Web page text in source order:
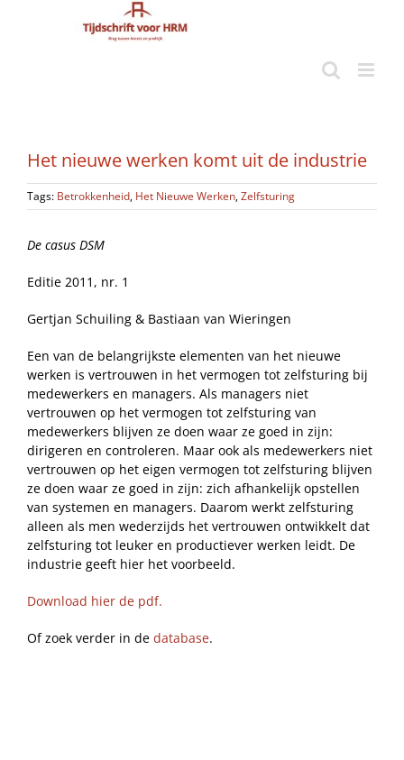
Het nieuwe werken komt uit de industrie
Tags: Betrokkenheid, Het Nieuwe Werken,Zelfsturing
De casus DSM
Editie 2011, nr. 1
Gertjan Schuiling & Bastiaan van Wieringen
Een van de belangrijkste elementen van het nieuwe
werken is vertrouwen in het vermogen tot zelfsturing bij
medewerkers en managers. Als managers niet
vertrouwen op het vermogen tot zelfsturing van
medewerkers blijven ze doen waar ze goed in zijn:
dirigeren en controleren. Maar ook als medewerkers niet
vertrouwen op het eigen vermogen tot zelfsturing blijven
ze doen waar ze goed in zijn: zich afhankelijk opstellen
van systemen en managers. Daarom werkt zelfsturing
alleen als men wederzijds het vertrouwen ontwikkelt dat
zelfsturing tot leuker en productiever werken leidt. De
industrie geeft hier het voorbeeld.
Download hier de pdf.
Of zoek verder in de database.